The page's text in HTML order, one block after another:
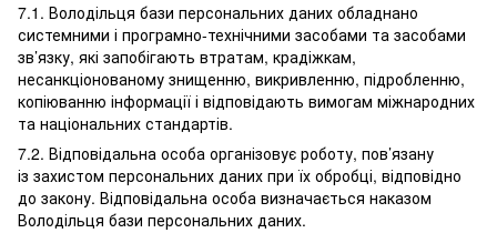
7.1. Володільця бази персональних даних обладнано
системними і програмно-технічними засобами та засобами
зв’язку, які запобігають втратам, крадіжкам,
несанкціонованому знищенню, викривленню, підробленню,
копіюванню інформації і відповідають вимогам міжнародних
та національних стандартів.
7.2. Відповідальна особа організовує роботу, пов’язану
із захистом персональних даних при їх обробці, відповідно
до закону. Відповідальна особа визначається наказом
Володільця бази персональних даних.